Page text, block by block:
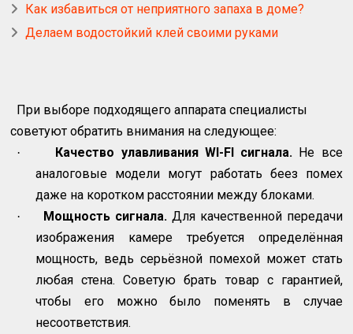
Как избавиться от неприятного запаха в доме?
Делаем водостойкий клей своими руками
При выборе подходящего аппарата специалисты
советуют обратить внимания на следующее:
· Качество улавливания WI-FIсигнала. Не все
аналоговые модели могут работать беез помех
даже на коротком расстоянии между блоками.
· Мощность сигнала. Для качественной передачи
изображения камере требуется определённая
мощность, ведь серьёзной помехой может стать
любая стена. Советую брать товар с гарантией,
чтобы его можно было поменять в случае
несоответствия.